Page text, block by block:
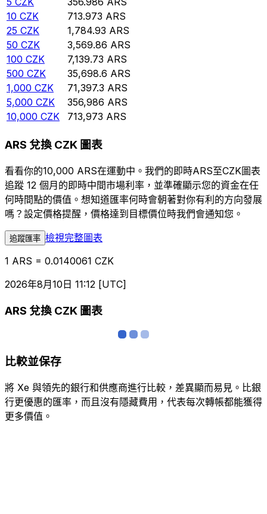
10 CZK 713.973 ARS
25 CZK 1,784.93 ARS
50 CZK 3,569.86 ARS
100 CZK 7,139.73 ARS
500 CZK 35,698.6 ARS
1,000 CZK 71,397.3 ARS
5,000 CZK 356,986 ARS
10,000 CZK 713,973 ARS
ARS 兌換 CZK 圖表
看看你的10,000 ARS在運動中。我們的即時ARS至CZK圖表
追蹤 12 個月的即時中間市場利率，並準確顯示您的資金在任
何時間點的價值。想知道匯率何時會朝著對你有利的方向發展
嗎？設定價格提醒，價格達到目標價位時我們會通知您。
追蹤匯率 檢視完整圖表
1 ARS = 0.0140061 CZK
2026年8月10日 11:12 [UTC]
ARS 兌換 CZK 圖表
比較並保存
將 Xe 與領先的銀行和供應商進行比較，差異顯而易見。比銀
行更優惠的匯率，而且沒有隱藏費用，代表每次轉帳都能獲得
更多價值。